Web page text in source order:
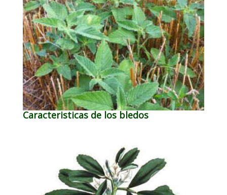
Caracteristicas de los bledos